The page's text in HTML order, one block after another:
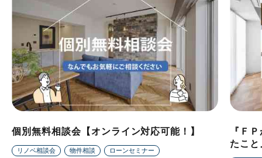
個別無料相談会【オンライン対応可能！】
リノベ相談会 物件相談 ローンセミナー
『Ｆ
たこ